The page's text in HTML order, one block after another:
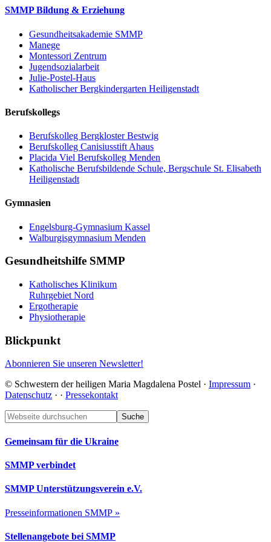
SMMP Bildung & Erziehung
Gesundheitsakademie SMMP
Manege
Montessori Zentrum
Jugendsozialarbeit
Julie-Postel-Haus
Katholischer Bergkindergarten Heiligenstadt
Berufskollegs
Berufskolleg Bergkloster Bestwig
Berufskolleg Canisiusstift Ahaus
Placida Viel Berufskolleg Menden
Katholische Berufsbildende Schule, Bergschule St. Elisabeth
Heiligenstadt
Gymnasien
Engelsburg-Gymnasium Kassel
Walburgisgymnasium Menden
Gesundheitshilfe SMMP
Katholisches Klinikum
Ruhrgebiet Nord
Ergotherapie
Physiotherapie
Blickpunkt
Abonnieren Sie unseren Newsletter!
© Schwestern der heiligen Maria Magdalena Postel · Impressum ·
Datenschutz · · Pressekontakt
Footer
Webseite
durchsuchen
Gemeinsam für die Ukraine
SMMP verbindet
SMMP Unterstützungsverein e.V.
Presseinformationen SMMP »
Stellenangebote bei SMMP